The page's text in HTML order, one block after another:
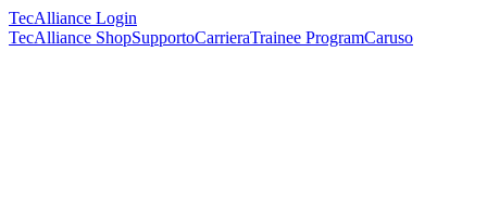
TecAlliance Login
TecAlliance ShopSupportoCarrieraTrainee ProgramCaruso